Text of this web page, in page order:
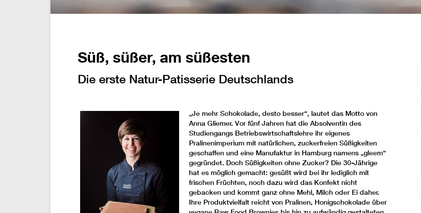
Süß, süßer, am süßesten
Die erste Natur-Patisserie Deutschlands
„Je mehr Schokolade, desto besser“, lautet das Motto von
Anna Gliemer. Vor fünf Jahren hat die Absolventin des
Studiengangs Betriebswirtschaftslehre ihr eigenes
Pralinenimperium mit natürlichen, zuckerfreien Süßigkeiten
geschaffen und eine Manufaktur in Hamburg namens „gleem“
gegründet. Doch Süßigkeiten ohne Zucker? Die 30-Jährige
hat es möglich gemacht: gesüßt wird bei ihr lediglich mit
frischen Früchten, noch dazu wird das Konfekt nicht
gebacken und kommt ganz ohne Mehl, Milch oder Ei daher.
Ihre Produktvielfalt reicht von Pralinen, Honigschokolade über